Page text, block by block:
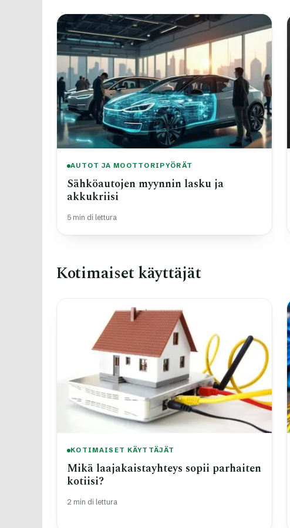
AUTOT JA MOOTTORIPYÖRÄT
Sähköautojen myynnin lasku ja
akkukriisi
5 min di lettura
Kotimaiset käyttäjät
KOTIMAISET KÄYTTÄJÄT
Mikä laajakaistayhteys sopii parhaiten
kotiisi?
2 min di lettura